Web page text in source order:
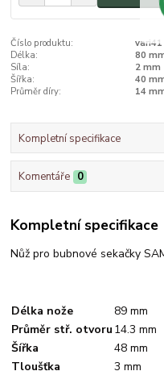
Číslo produktu:
vari41
Délka:
80
Síla:
2 mm
Šířka:
40
Průměr díry:
14
Kompletní specifikace
Komentáře 0
Kompletní specifikace
Nůž pro bubnové sekačky
Délka nože
89 mm
Průměr stř. otvoru 14.3 mm
Šířka
48 mm
Tloušťka
3 mm